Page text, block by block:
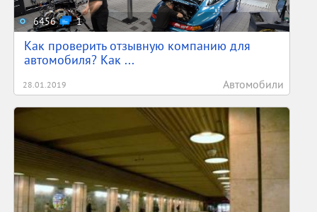
6456 1
Как проверить отзывную компанию для
автомобиля? Как ...
28.01.2019 Автомобили